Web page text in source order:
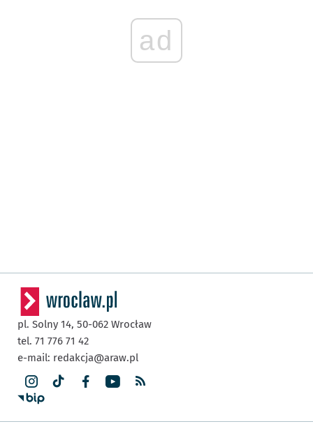
ad
pl. Solny 14, 50-062 Wrocław
tel. 71 776 71 42
e-mail: redakcja@araw.pl